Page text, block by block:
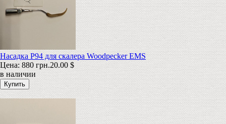
Насадка P94 для скалера Woodpecker EMS
Цена:880 грн.20.00 $
в наличии